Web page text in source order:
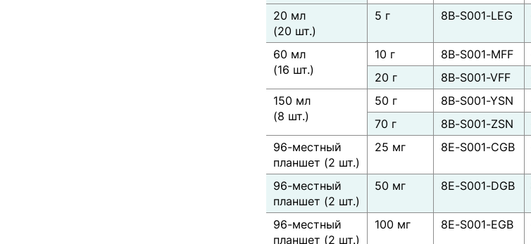
20 мл
(20 шт.)
5 г 8B-S001-LEG
60 мл
(16 шт.)
10 г 8B-S001-MFF
20 г
8B-S001-VFF
150 мл
(8 шт.)
50 г 8B-S001-YSN
70 г
8B-S001-ZSN
96-местный
планшет (2 шт.)
25 мг 8E-S001-CGB
96-местный
планшет (2 шт.)
50 мг 8E-S001-DGB
96-местный
планшет (2 шт.)
100 мг 8E-S001-EGB